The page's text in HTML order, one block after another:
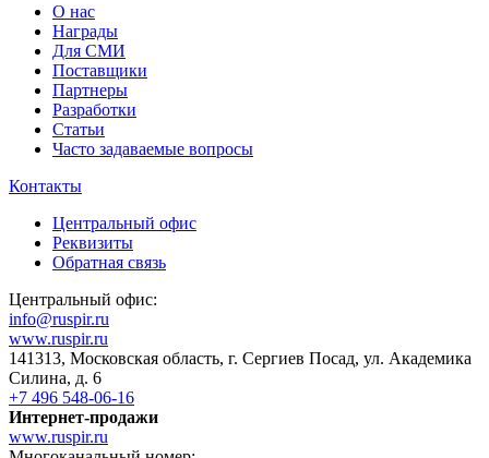
О нас
Награды
Для СМИ
Поставщики
Партнеры
Разработки
Статьи
Часто задаваемые вопросы
Контакты
Центральный офис
Реквизиты
Обратная связь
Центральный офис:
info@ruspir.ru
www.ruspir.ru
141313, Московская область, г. Сергиев Посад, ул. Академика
Силина, д. 6
+7 496 548-06-16
Интернет-продажи
www.ruspir.ru